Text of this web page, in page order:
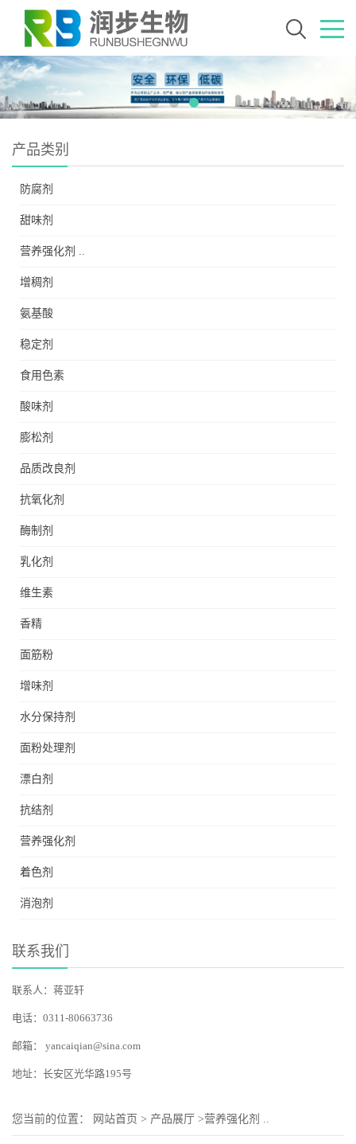
产品类别
防腐剂
甜味剂
营养强化剂 ..
增稠剂
氨基酸
稳定剂
食用色素
酸味剂
膨松剂
品质改良剂
抗氧化剂
酶制剂
乳化剂
维生素
香精
面筋粉
增味剂
水分保持剂
面粉处理剂
漂白剂
抗结剂
营养强化剂
着色剂
消泡剂
联系我们
联系人：蒋亚轩
电话：0311-80663736
邮箱： yancaiqian@sina.com
地址：长安区光华路195号
您当前的位置： 网站首页 > 产品展厅 >营养强化剂 ..